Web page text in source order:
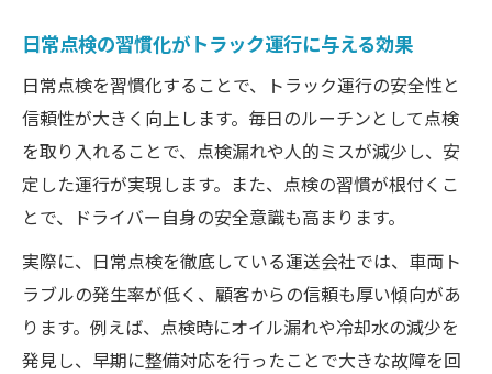
日常点検の習慣化がトラック運行に与える効果
日常点検を習慣化することで、トラック運行の安全性と
信頼性が大きく向上します。毎日のルーチンとして点検
を取り入れることで、点検漏れや人的ミスが減少し、安
定した運行が実現します。また、点検の習慣が根付くこ
とで、ドライバー自身の安全意識も高まります。
実際に、日常点検を徹底している運送会社では、車両ト
ラブルの発生率が低く、顧客からの信頼も厚い傾向があ
ります。例えば、点検時にオイル漏れや冷却水の減少を
発見し、早期に整備対応を行ったことで大きな故障を回